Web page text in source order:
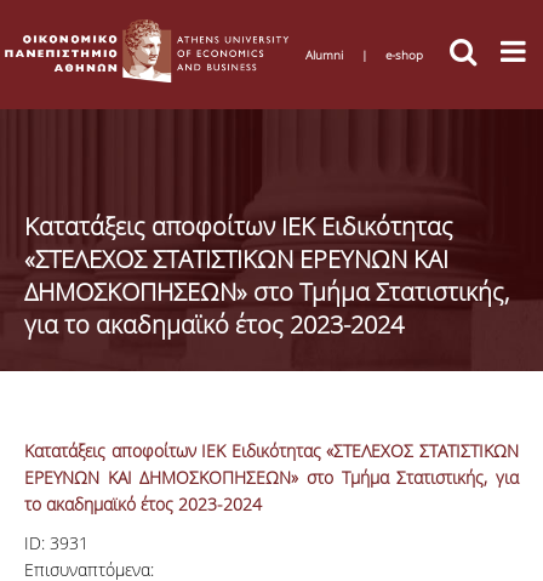
Alumni | e-shop
Κατατάξεις αποφοίτων ΙΕΚ Ειδικότητας
«ΣΤΕΛΕΧΟΣ ΣΤΑΤΙΣΤΙΚΩΝ ΕΡΕΥΝΩΝ ΚΑΙ
ΔΗΜΟΣΚΟΠΗΣΕΩΝ» στο Τμήμα Στατιστικής,
για το ακαδημαϊκό έτος 2023-2024
Κατατάξεις αποφοίτων ΙΕΚ Ειδικότητας «ΣΤΕΛΕΧΟΣ ΣΤΑΤΙΣΤΙΚΩΝ
ΕΡΕΥΝΩΝ ΚΑΙ ΔΗΜΟΣΚΟΠΗΣΕΩΝ» στο Τμήμα Στατιστικής, για
το ακαδημαϊκό έτος 2023-2024
ID: 3931
Επισυναπτόμενα: